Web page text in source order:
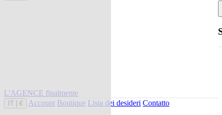
L'AGENCE finalmente
IT € Account Boutique Lista dei desideri Contatto